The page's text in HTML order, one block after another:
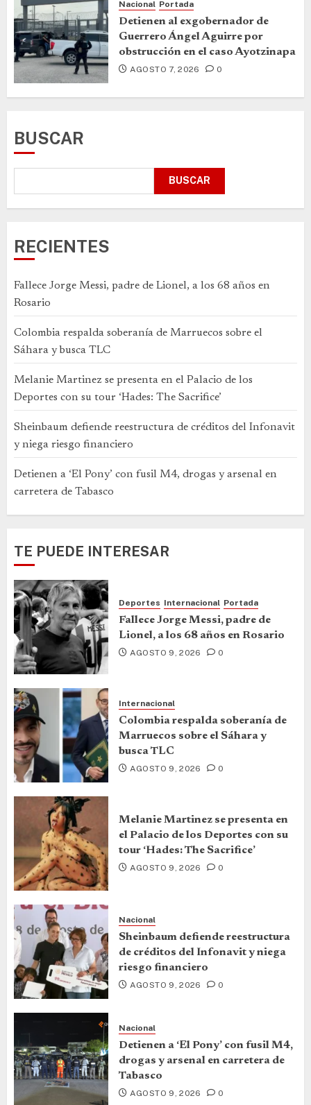
Nacional Portada
Detienen al exgobernador de
Guerrero Ángel Aguirre por
obstrucción en el caso Ayotzinapa
AGOSTO 7, 2026 0
BUSCAR
BUSCAR
RECIENTES
Fallece Jorge Messi, padre de Lionel, a los 68 años en
Rosario
Colombia respalda soberanía de Marruecos sobre el
Sáhara y busca TLC
Melanie Martinez se presenta en el Palacio de los
Deportes con su tour ‘Hades: The Sacrifice’
Sheinbaum defiende reestructura de créditos del Infonavit
y niega riesgo financiero
Detienen a ‘El Pony’ con fusil M4, drogas y arsenal en
carretera de Tabasco
TE PUEDE INTERESAR
Deportes Internacional Portada
Fallece Jorge Messi, padre de
Lionel, a los 68 años en Rosario
AGOSTO 9, 2026 0
Internacional
Colombia respalda soberanía de
Marruecos sobre el Sáhara y
busca TLC
AGOSTO 9, 2026 0
Melanie Martinez se presenta en
el Palacio de los Deportes con su
tour ‘Hades: The Sacrifice’
AGOSTO 9, 2026 0
Nacional
Sheinbaum defiende reestructura
de créditos del Infonavit y niega
riesgo financiero
AGOSTO 9, 2026 0
Nacional
Detienen a ‘El Pony’ con fusil M4,
drogas y arsenal en carretera de
Tabasco
AGOSTO 9, 2026 0